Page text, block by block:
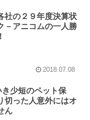
社の２９年度決算状
－アニコムの一人勝
2018.07.08
き少短のペット保
切った人意外にはオ
ん